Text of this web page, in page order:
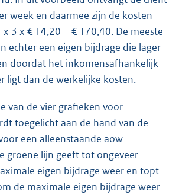
week en daarmee zijn de kosten
3 x € 14,20 = € 170,40. De meeste
echter een eigen bijdrage die lager
doordat het inkomensafhankelijk
ligt dan de werkelijke kosten.
van de vier grafieken voor
toegelicht aan de hand van de
een alleenstaande aow-
groene lijn geeft tot ongeveer
eigen bijdrage weer en topt
de maximale eigen bijdrage weer